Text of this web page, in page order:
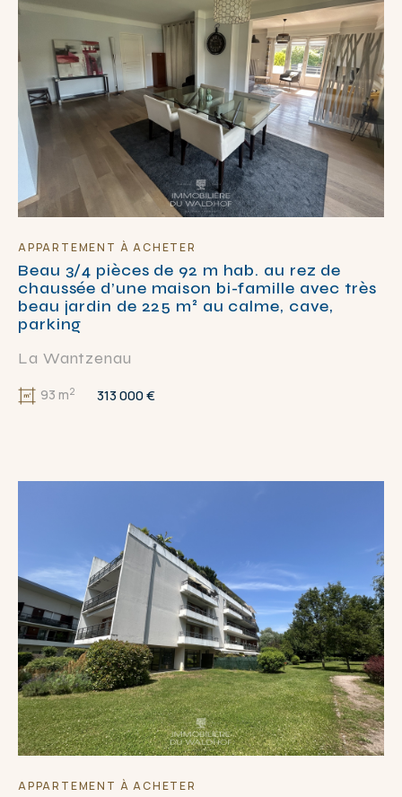
APPARTEMENT À ACHETER
Beau 3/4 pièces de 92 m hab. au rez de
chaussée d’une maison bi-famille avec très
beau jardin de 225 m² au calme, cave,
parking
La Wantzenau
93 m2 313 000 €
APPARTEMENT À ACHETER